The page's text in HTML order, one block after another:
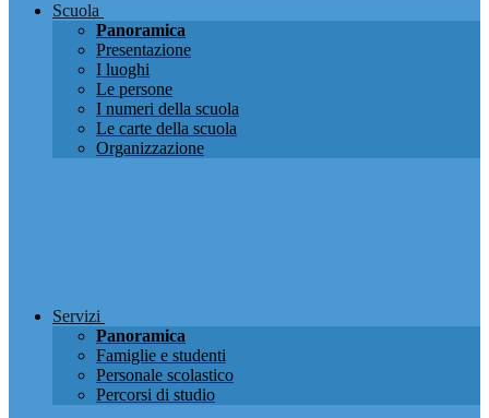
Scuola
Panoramica
Presentazione
I luoghi
Le persone
I numeri della scuola
Le carte della scuola
Organizzazione
Servizi
Panoramica
Famiglie e studenti
Personale scolastico
Percorsi di studio